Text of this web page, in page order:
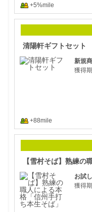
+5%mile
清陽軒ギフトセット
新規
獲得
+88mile
お試
獲得